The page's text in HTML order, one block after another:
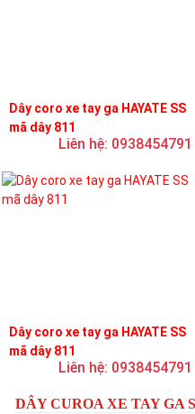
Dây coro xe tay ga HAYATE SS
mã dây 811
Liên hệ: 0938454791
Dây coro xe tay ga HAYATE SS
mã dây 811
Liên hệ: 0938454791
DÂY CUROA XE TAY GA